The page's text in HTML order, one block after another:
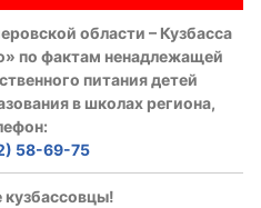
ОП КО”
за 2024 г.
области – Кузбасса
по фактам ненадлежащей
питания детей
в школах региона,
58-69-75